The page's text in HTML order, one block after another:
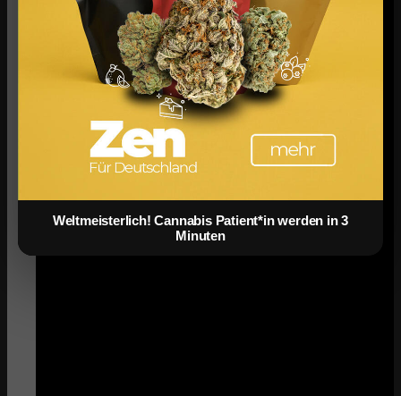
Weltmeisterlich! Cannabis Patient*in werden in 3
Minuten